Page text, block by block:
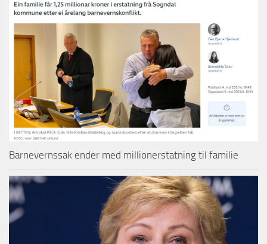
Barnevernssak ender med millionerstatning til familie